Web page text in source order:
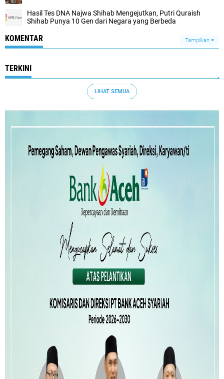
Hasil Tes DNA Najwa Shihab Mengejutkan, Putri Quraish
Shihab Punya 10 Gen dari Negara yang Berbeda
KOMENTAR Tampilkan
TERKINI
LIHAT SEMUA